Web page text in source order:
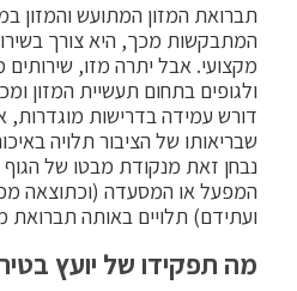
תברואת המזון המתועש והמזון
המתבקשות מכך, היא צורך
מקצועי. אבל יתרה מזו,
ולגופים בתחום תעשיית המזון
דורש עמידה בדרישות מוגדרות,
שבריאותו של הציבור תלויה
נבחן זאת מנקודת מבטו של
המפעל או המסעדה (וכתוצאה
ועתידם) תלויים באותה תברואת
מה תפקידו של יועץ